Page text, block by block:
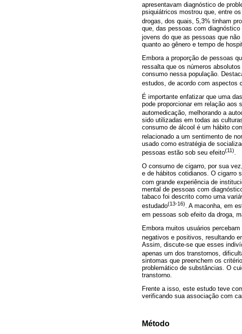
apresentavam diagnóstico de
psiquiátricos mostrou que, entre
drogas, dos quais, 5,3% tinham
que, das pessoas com
jovens do que as pessoas que
quanto ao gênero e tempo de
Embora a proporção de pessoas
ressalta que os números absolutos
consumo nessa população.
estudos, de acordo com aspectos
É importante enfatizar que uma
pode proporcionar em relação aos
automedicação, melhorando a
sido utilizadas em todas as
consumo de álcool é um hábito
relacionado a um sentimento de
usado como estratégia de
pessoas estão sob seu efeito(11)
O consumo de cigarro, por sua
e de hábitos cotidianos. O cigarro
com grande experiência de
mental de pessoas com
tabaco foi descrito como uma
estudado(13-16)
. A maconha, em
em pessoas sob efeito da droga,
Embora muitos usuários
negativos e positivos, resultando
Assim, discute-se que esses
apenas um dos transtornos,
sintomas que preenchem os
problemático de substâncias. O
transtorno.
Frente a isso, este estudo teve
verificando sua associação com
Método